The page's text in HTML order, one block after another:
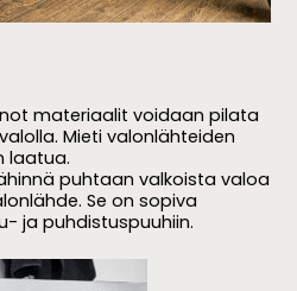
materiaalit voidaan pilata
Mieti valonlähteiden
laatua.
puhtaan valkoista valoa
Se on sopiva
ja puhdistuspuuhiin.